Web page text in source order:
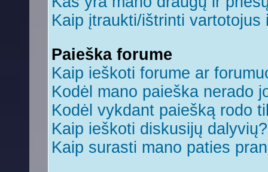
Kaip įtraukti/ištrinti
Paieška forume
Kaip ieškoti forume ar
Kodėl mano paieška nerado
Kodėl vykdant paiešką rodo
Kaip ieškoti diskusijų dalyvių?
Kaip surasti mano paties